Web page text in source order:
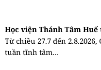
Học viện Thánh Tâm Huế
Từ chiều 27.7 đến
tuần tĩnh tâm...